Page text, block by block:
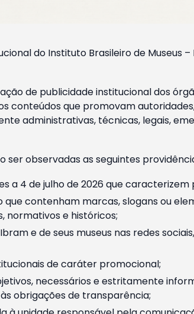
do Instituto Brasileiro de Museus
de publicidade institucional dos
conteúdos que promovam
administrativas, técnicas, legais,
ser observadas as seguintes
4 de julho de 2026 que
contenham marcas, slogans ou
normativos e históricos;
e de seus museus nas redes
de caráter promocional;
necessários e estritamente
obrigações de transparência;